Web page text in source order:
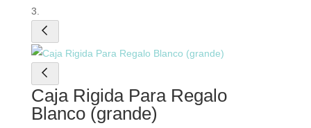
Caja Rigida Para Regalo
Blanco (grande)